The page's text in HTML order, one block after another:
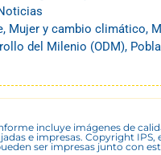
, Mujer y cambio climático,
del Milenio (ODM),
incluye imágenes de
e impresas. Copyright IPS,
ser impresas junto con